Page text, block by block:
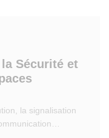
Sécurité et
la signalisation